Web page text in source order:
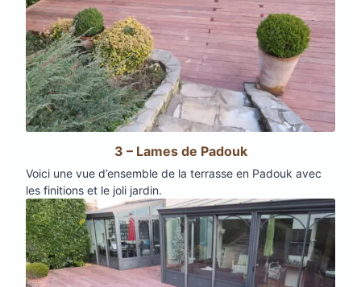
3 – Lames de Padouk
Voici une vue d’ensemble de la terrasse en Padouk avec
les finitions et le joli jardin.